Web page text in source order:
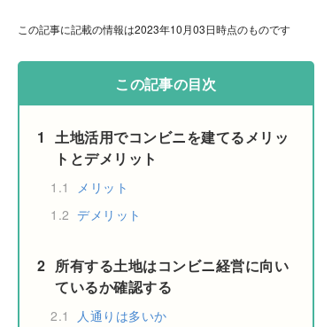
この記事に記載の情報は2023年10月03日時点のものです
この記事の目次
1
土地活用でコンビニを建てるメリッ
トとデメリット
1.1
メリット
1.2 デメリット
2 所有する土地はコンビニ経営に向い
ているか確認する
2.1
人通りは多いか